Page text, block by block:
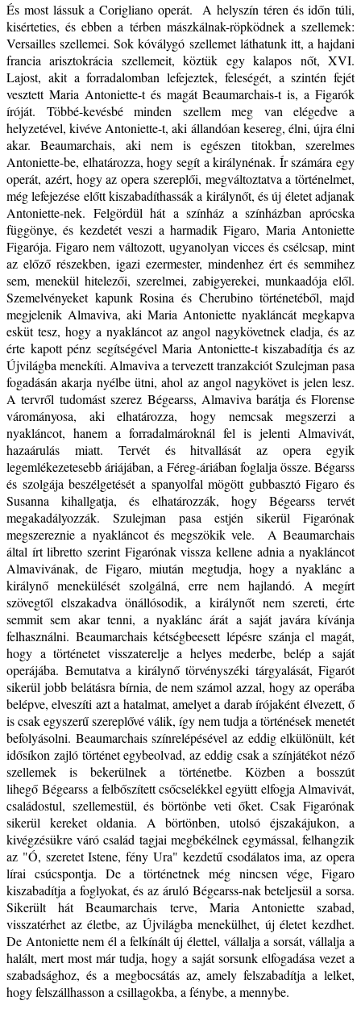
És most lássuk a Corigliano operát. A helyszín téren és időn túli,
kisérteties, és ebben a térben mászkálnak-röpködnek a szellemek:
Versailles szellemei. Sok kóválygó szellemet láthatunk itt, a hajdani
francia arisztokrácia szellemeit, köztük egy kalapos nőt, XVI.
Lajost, akit a forradalomban lefejeztek, feleségét, a szintén fejét
vesztett Maria Antoniette-t és magát Beaumarchais-t is, a Figarók
íróját. Többé-kevésbé minden szellem meg van elégedve a
helyzetével, kivéve Antoniette-t, aki állandóan kesereg, élni, újra élni
akar. Beaumarchais, aki nem is egészen titokban, szerelmes
Antoniette-be, elhatározza, hogy segít a királynénak. Ír számára egy
operát, azért, hogy az opera szereplői, megváltoztatva a történelmet,
még lefejezése előtt kiszabadíthassák a királynőt, és új életet adjanak
Antoniette-nek. Felgördül hát a színház a színházban aprócska
függönye, és kezdetét veszi a harmadik Figaro, Maria Antoniette
Figarója. Figaro nem változott, ugyanolyan vicces és csélcsap, mint
az előző részekben, igazi ezermester, mindenhez ért és semmihez
sem, menekül hitelezői, szerelmei, zabigyerekei, munkaadója elől.
Szemelvényeket kapunk Rosina és Cherubino történetéből, majd
megjelenik Almaviva, aki Maria Antoniette nyakláncát megkapva
esküt tesz, hogy a nyakláncot az angol nagykövetnek eladja, és az
érte kapott pénz segítségével Maria Antoniette-t kiszabadítja és az
Újvilágba menekíti. Almaviva a tervezett tranzakciót Szulejman pasa
fogadásán akarja nyélbe ütni, ahol az angol nagykövet is jelen lesz.
A tervről tudomást szerez Bégearss, Almaviva barátja és Florense
várományosa, aki elhatározza, hogy nemcsak megszerzi a
nyakláncot, hanem a forradalmároknál fel is jelenti Almavivát,
hazaárulás miatt. Tervét és hitvallását az opera egyik
legemlékezetesebb áriájában, a Féreg-áriában foglalja össze. Bégarss
és szolgája beszélgetését a spanyolfal mögött gubbasztó Figaro és
Susanna kihallgatja, és elhatározzák, hogy Bégearss tervét
megakadályozzák. Szulejman pasa estjén sikerül Figarónak
megszereznie a nyakláncot és megszökik vele. A Beaumarchais
által írt libretto szerint Figarónak vissza kellene adnia a nyakláncot
Almavivának, de Figaro, miután megtudja, hogy a nyaklánc a
királynő menekülését szolgálná, erre nem hajlandó. A megírt
szövegtől elszakadva önállósodik, a királynőt nem szereti, érte
semmit sem akar tenni, a nyaklánc árát a saját javára kívánja
felhasználni. Beaumarchais kétségbeesett lépésre szánja el magát,
hogy a történetet visszaterelje a helyes mederbe, belép a saját
operájába. Bemutatva a királynő törvényszéki tárgyalását, Figarót
sikerül jobb belátásra bírnia, de nem számol azzal, hogy az operába
belépve, elveszíti azt a hatalmat, amelyet a darab írójaként élvezett, ő
is csak egyszerű szereplővé válik, így nem tudja a történések menetét
befolyásolni. Beaumarchais színrelépésével az eddig elkülönült, két
idősíkon zajló történet egybeolvad, az eddig csak a színjátékot néző
szellemek is bekerülnek a történetbe. Közben a bosszút
lihegőBégearss a felbőszített csőcselékkel együtt elfogja Almavivát,
családostul, szellemestül, és börtönbe veti őket. Csak Figarónak
sikerül kereket oldania. A börtönben, utolsó éjszakájukon, a
kivégzésükre váró család tagjai megbékélnek egymással, felhangzik
az "Ó, szeretet Istene, fény Ura" kezdetű csodálatos ima, az opera
lírai csúcspontja. De a történetnek még nincsen vége, Figaro
kiszabadítja a foglyokat, és az áruló Bégearss-nak beteljesül a sorsa.
Sikerült hát Beaumarchais terve, Maria Antoniette szabad,
visszatérhet az életbe, az Újvilágba menekülhet, új életet kezdhet.
De Antoniette nem él a felkínált új élettel, vállalja a sorsát, vállalja a
halált, mert most már tudja, hogy a saját sorsunk elfogadása vezet a
szabadsághoz, és a megbocsátás az, amely felszabadítja a lelket,
hogy felszállhasson a csillagokba, a fénybe, a mennybe.